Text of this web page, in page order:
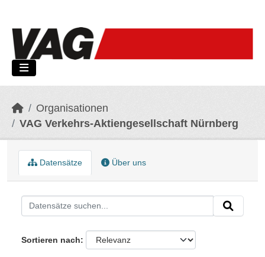
Organisationen
VAG Verkehrs-Aktiengesellschaft Nürnberg
Datensätze Über uns
Sortieren nach